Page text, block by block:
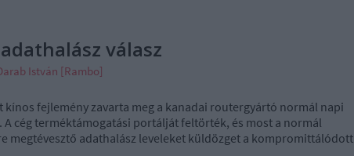
válasz
István [Rambo]
kínos fejlemény zavarta meg a kanadai routergyártó normál napi
A cég terméktámogatási portálját feltörték, és most a normál
megtévesztő adathalász leveleket küldözget a kompromittálódott